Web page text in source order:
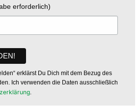
erforderlich)
erklärst Du Dich mit dem Bezug des
Ich verwenden die Daten ausschließlich
.